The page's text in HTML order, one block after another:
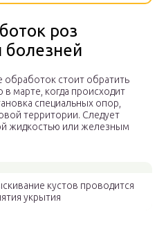
роз
болезней
стоит обратить
марте, когда происходит
специальных опор,
территории. Следует
жидкостью или железным
кустов проводится
укрытия